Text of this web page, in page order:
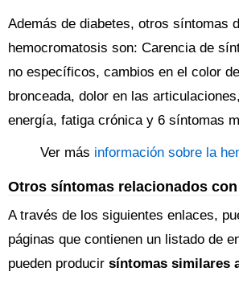
Además de diabetes, otros síntomas
hemocromatosis son: Carencia de
no específicos, cambios en el color
bronceada, dolor en las
energía, fatiga crónica y 6 síntomas
Ver más información sobre la
Otros síntomas relacionados
A través de los siguientes enlaces,
páginas que contienen un listado de
pueden producir síntomas similares